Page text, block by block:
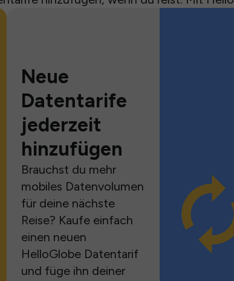
Neue
Datentarife
jederzeit
hinzufügen
Brauchst du mehr
mobiles Datenvolumen
für deine nächste
Reise? Kaufe einfach
einen neuen
HelloGlobe Datentarif
und füge ihn deiner